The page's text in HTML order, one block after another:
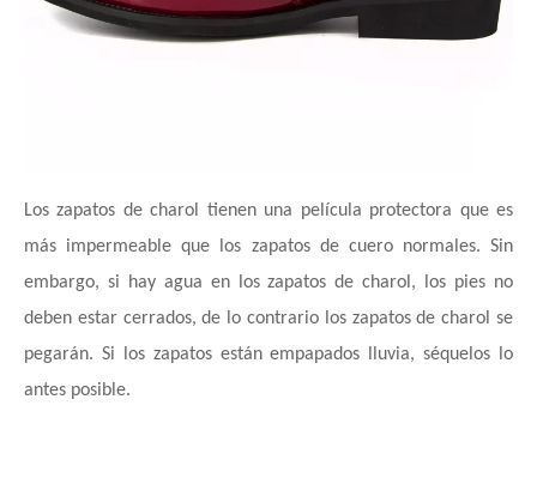
Los zapatos de charol tienen una película protectora que es
más impermeable que los zapatos de cuero normales. Sin
embargo, si hay agua en los zapatos de charol, los pies no
deben estar cerrados, de lo contrario los zapatos de charol se
pegarán. Si los zapatos están empapados lluvia, séquelos lo
antes posible.